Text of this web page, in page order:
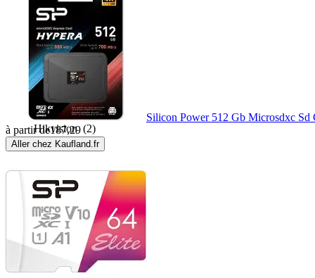
Goodram
Hama(22)
Hiksemi
Hikvision(2)
Hoco(3)
Huawei(1)
IMOU
Silicon Power 512 Gb Microsdxc Sd
à partir de187,29
Aller chez Kaufland.fr